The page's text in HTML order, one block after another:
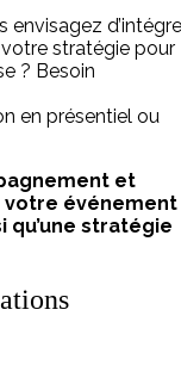
envisagez
stratégie pour
? Besoin
en présentiel ou
et
votre événement
stratégie